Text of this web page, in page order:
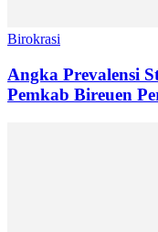
Birokrasi
Angka Prevalensi
Pemkab Bireuen